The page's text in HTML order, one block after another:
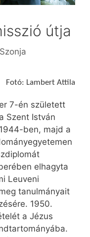
útja
Fotó: Lambert Attila
7-én született
Szent István
ben, majd a
elhagyta
Leuveni
tanulmányait
1950.
a Jézus